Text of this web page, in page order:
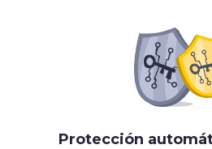
Protección